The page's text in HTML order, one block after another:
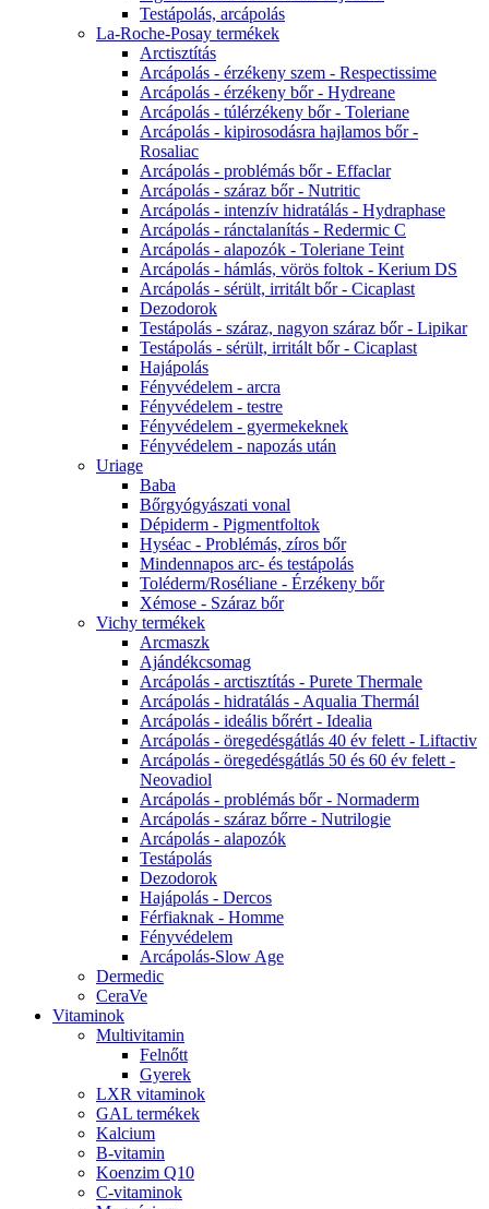
Testápolás, arcápolás
La-Roche-Posay termékek
Arctisztítás
Arcápolás - érzékeny szem - Respectissime
Arcápolás - érzékeny bőr - Hydreane
Arcápolás - túlérzékeny bőr - Toleriane
Arcápolás - kipirosodásra hajlamos bőr -
Rosaliac
Arcápolás - problémás bőr - Effaclar
Arcápolás - száraz bőr - Nutritic
Arcápolás - intenzív hidratálás - Hydraphase
Arcápolás - ránctalanítás - Redermic C
Arcápolás - alapozók - Toleriane Teint
Arcápolás - hámlás, vörös foltok - Kerium DS
Arcápolás - sérült, irritált bőr - Cicaplast
Dezodorok
Testápolás - száraz, nagyon száraz bőr - Lipikar
Testápolás - sérült, irritált bőr - Cicaplast
Hajápolás
Fényvédelem - arcra
Fényvédelem - testre
Fényvédelem - gyermekeknek
Fényvédelem - napozás után
Uriage
Baba
Bőrgyógyászati vonal
Dépiderm - Pigmentfoltok
Hyséac - Problémás, zíros bőr
Mindennapos arc- és testápolás
Toléderm/Roséliane - Érzékeny bőr
Xémose - Száraz bőr
Vichy termékek
Arcmaszk
Ajándékcsomag
Arcápolás - arctisztítás - Purete Thermale
Arcápolás - hidratálás - Aqualia Thermál
Arcápolás - ideális bőrért - Idealia
Arcápolás - öregedésgátlás 40 év felett - Liftactiv
Arcápolás - öregedésgátlás 50 és 60 év felett -
Neovadiol
Arcápolás - problémás bőr - Normaderm
Arcápolás - száraz bőrre - Nutrilogie
Arcápolás - alapozók
Testápolás
Dezodorok
Hajápolás - Dercos
Férfiaknak - Homme
Fényvédelem
Arcápolás-Slow Age
Dermedic
CeraVe
Vitaminok
Multivitamin
Felnőtt
Gyerek
LXR vitaminok
GAL termékek
Kalcium
B-vitamin
Koenzim Q10
C-vitaminok